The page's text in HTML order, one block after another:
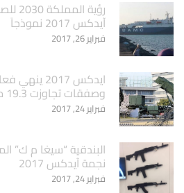
‏رؤية
آيدكس 2017 نموذجاَ
فبراير 26, 2017
ايدكس 2017
وصفقات تجاوزت 19.3 مليار درهم اماراتي
فبراير 24, 2017
البندقية “سيغا م ك”
نجمة آيدكس 2017
فبراير 24, 2017